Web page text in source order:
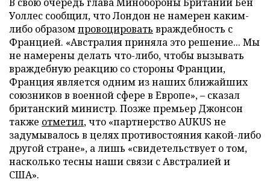
Уоллес сообщил, что Лондон не намерен каким-
либо образомпровоцировать враждебность с
Францией. «Австралия приняла это решение... Мы
не намерены делать что-либо, чтобы вызывать
враждебную реакцию со стороны Франции,
Франция является одним из наших ближайших
союзников в военной сфере в Европе», – сказал
британский министр. Позже премьер Джонсон
также отметил, что «партнерство AUKUS не
задумывалось в целях противостояния какой-либо
другой стране», а лишь «свидетельствует о том,
насколько тесны наши связи с Австралией и
США».